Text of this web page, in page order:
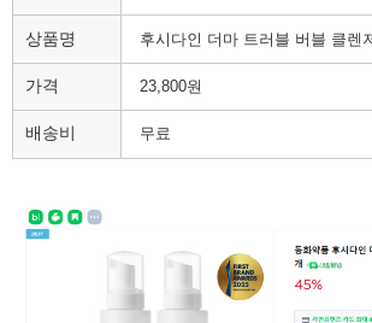
상품명 후시다인 더마 트러블 버블 클렌
가격 23,800원
배송비 무료